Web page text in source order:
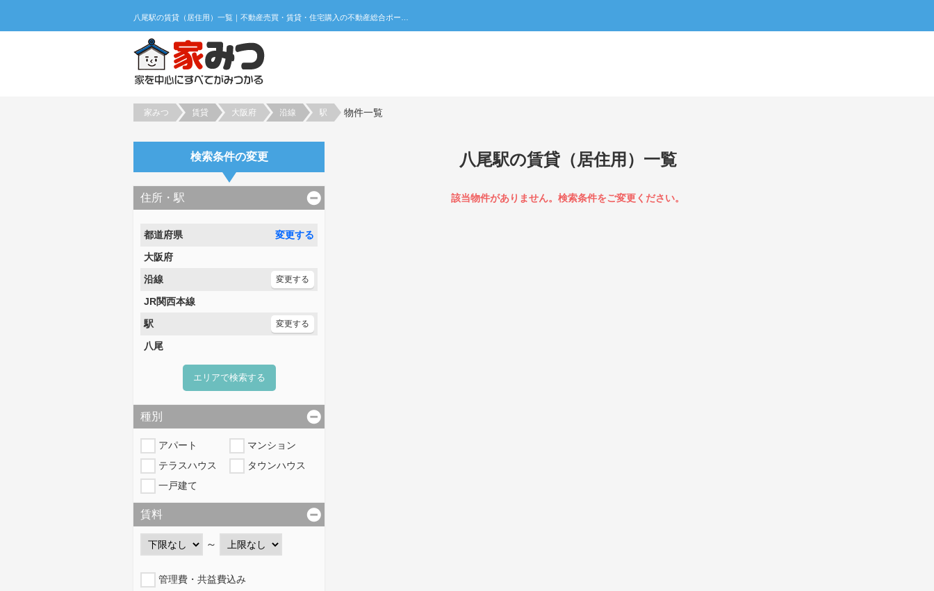
家みつ 賃貸 大阪府 沿線 駅 物件一覧
検索条件の変更
住所・駅
都道府県
変更する
大阪府
沿線
変更する
JR関西本線
駅
変更する
八尾
エリアで検索する
種別
アパート
マンション
テラスハウス
タウンハウス
一戸建て
賃料
～
管理費・共益費込み
八尾駅の賃貸（居住用）一覧
該当物件がありません。検索条件をご変更ください。